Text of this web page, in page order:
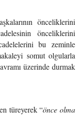
önceliklerini
önceliklerini
bu zeminle
somut olgularla
üzerinde durmak
türeyerek “önce olma